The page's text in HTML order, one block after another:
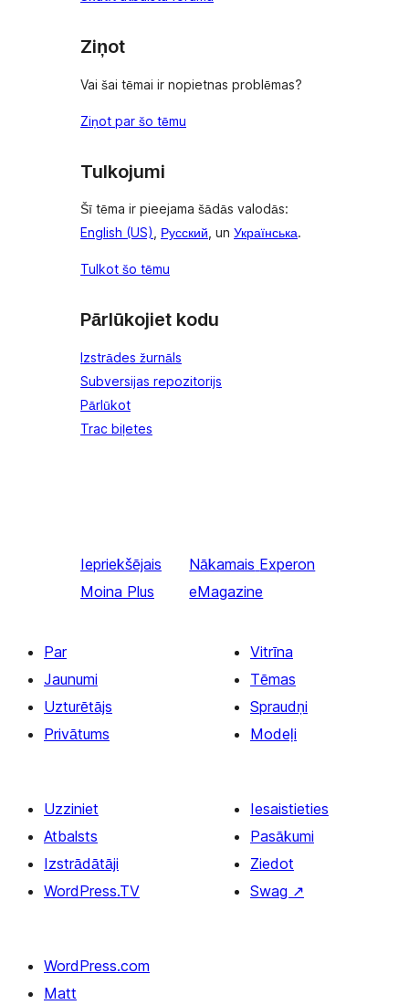
Ziņot
Vai šai tēmai ir nopietnas problēmas?
Ziņot par šo tēmu
Tulkojumi
Šī tēma ir pieejama šādās valodās:
English (US), Русский, un Українська.
Tulkot šo tēmu
Pārlūkojiet kodu
Izstrādes žurnāls
Subversijas repozitorijs
Pārlūkot
Trac biļetes
Iepriekšējais
Moina Plus
Nākamais Experon
eMagazine
Par
Jaunumi
Uzturētājs
Privātums
Vitrīna
Tēmas
Spraudņi
Modeļi
Uzziniet
Atbalsts
Izstrādātāji
WordPress.TV
Iesaistieties
Pasākumi
Ziedot
Swag ↗
WordPress.com
Matt